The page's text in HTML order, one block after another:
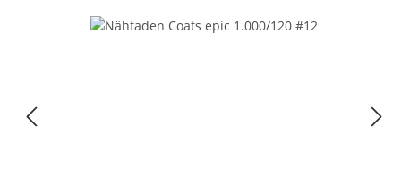
Bildergalerie überspringen